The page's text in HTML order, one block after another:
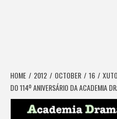
HOME 2012 OCTOBER 16
DO 114º ANIVERSÁRIO DA ACADEMIA